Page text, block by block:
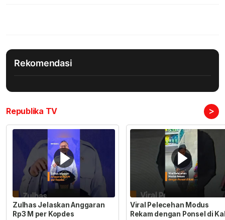
Rekomendasi
Republika TV >
Zulhas Jelaskan Anggaran
Rp3 M per Kopdes
Viral Pelecehan Modus
Rekam dengan Ponsel di